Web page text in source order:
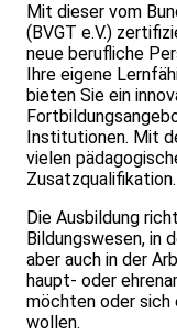
Mit dieser vom
(BVGT e.V.)
neue berufliche
Ihre eigene
bieten Sie ein
Institutionen. Mit
vielen
Zusatzqualifikation.
Die Ausbildung
Bildungswesen, in
aber auch in der
haupt- oder
möchten oder sich
wollen.